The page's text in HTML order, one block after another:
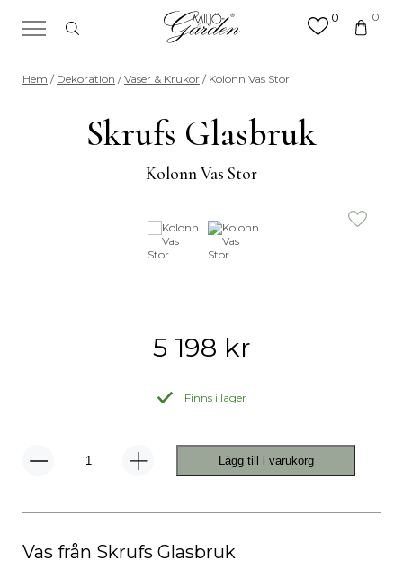
0 0
Sök efter valfri produkt eller
kategori
Hem / Dekoration /Vaser & Krukor / Kolonn Vas Stor
Skrufs Glasbruk
Kolonn Vas Stor
5 198 kr
Finns i lager
Kolonn
Lägg till i varukorg
Vas från Skrufs Glasbruk